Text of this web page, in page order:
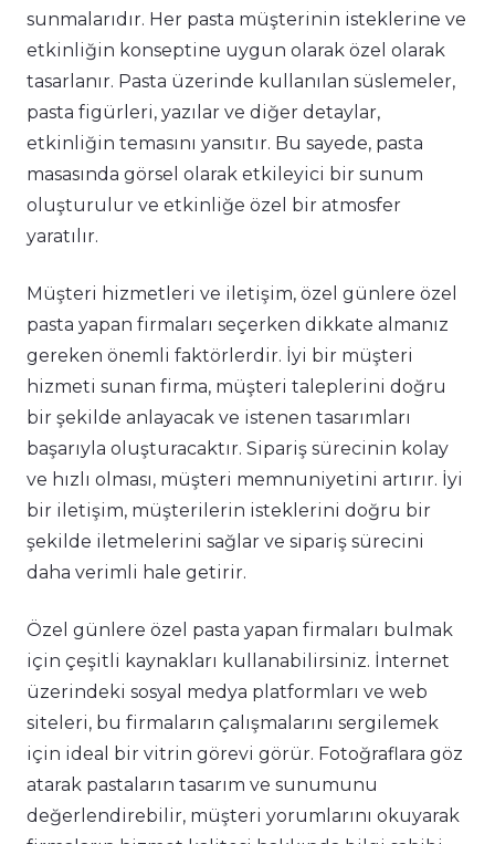
sunmalarıdır. Her pasta müşterinin isteklerine ve
etkinliğin konseptine uygun olarak özel olarak
tasarlanır. Pasta üzerinde kullanılan süslemeler,
pasta figürleri, yazılar ve diğer detaylar,
etkinliğin temasını yansıtır. Bu sayede, pasta
masasında görsel olarak etkileyici bir sunum
oluşturulur ve etkinliğe özel bir atmosfer
yaratılır.
Müşteri hizmetleri ve iletişim, özel günlere özel
pasta yapan firmaları seçerken dikkate almanız
gereken önemli faktörlerdir. İyi bir müşteri
hizmeti sunan firma, müşteri taleplerini doğru
bir şekilde anlayacak ve istenen tasarımları
başarıyla oluşturacaktır. Sipariş sürecinin kolay
ve hızlı olması, müşteri memnuniyetini artırır. İyi
bir iletişim, müşterilerin isteklerini doğru bir
şekilde iletmelerini sağlar ve sipariş sürecini
daha verimli hale getirir.
Özel günlere özel pasta yapan firmaları bulmak
için çeşitli kaynakları kullanabilirsiniz. İnternet
üzerindeki sosyal medya platformları ve web
siteleri, bu firmaların çalışmalarını sergilemek
için ideal bir vitrin görevi görür. Fotoğraflara göz
atarak pastaların tasarım ve sunumunu
değerlendirebilir, müşteri yorumlarını okuyarak